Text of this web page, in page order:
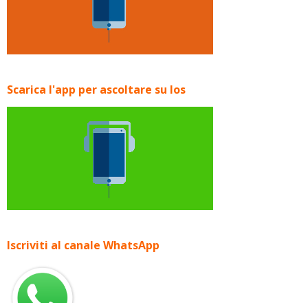
Scarica l'app per ascoltare su Ios
Iscriviti al canale WhatsApp